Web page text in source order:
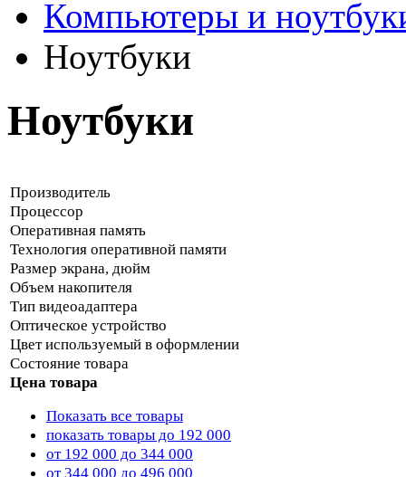
Компьютеры и
Ноутбуки
Ноутбуки
Производитель
Процессор
Оперативная память
Технология оперативной памяти
Размер экрана, дюйм
Объем накопителя
Тип видеоадаптера
Оптическое устройство
Цвет используемый в оформлении
Состояние товара
Цена товара
Показать все товары
показать товары до 192 000
от 192 000 до 344 000
от 344 000 до 496 000